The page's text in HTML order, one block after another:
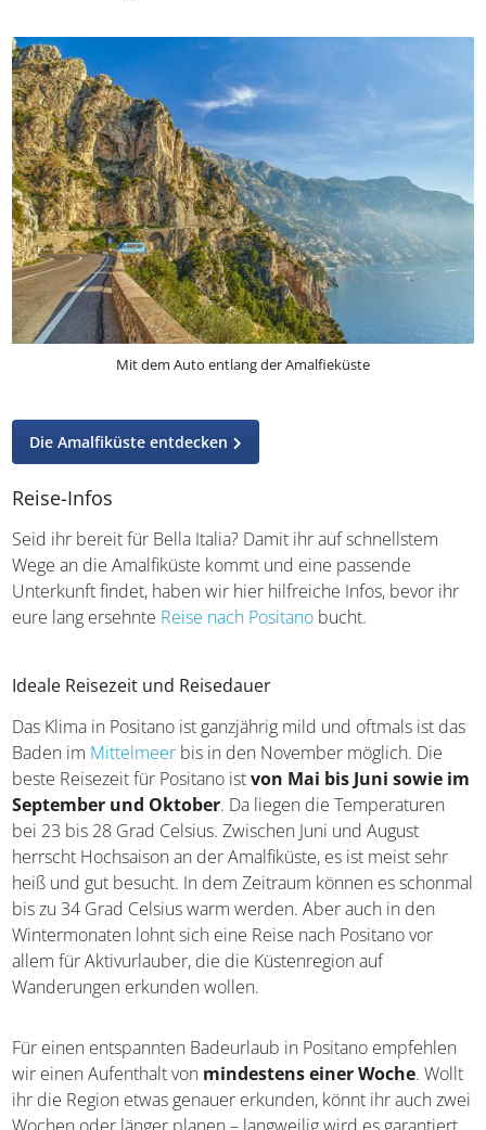
Mit dem Auto entlang der Amalfieküste
Die Amalfiküste entdecken
Reise-Infos
Seid ihr bereit für Bella Italia? Damit ihr auf schnellstem
Wege an die Amalfiküste kommt und eine passende
Unterkunft findet, haben wir hier hilfreiche Infos, bevor ihr
eure lang ersehnte Reise nach Positano bucht.
Ideale Reisezeit und Reisedauer
Das Klima in Positano ist ganzjährig mild und oftmals ist das
Baden im Mittelmeer bis in den November möglich. Die
beste Reisezeit für Positano istvon Mai bis Juni sowie im
September und Oktober. Da liegen die Temperaturen
bei 23 bis 28 Grad Celsius. Zwischen Juni und August
herrscht Hochsaison an der Amalfiküste, es ist meist sehr
heiß und gut besucht. In dem Zeitraum können es schonmal
bis zu 34 Grad Celsius warm werden. Aber auch in den
Wintermonaten lohnt sich eine Reise nach Positano vor
allem für Aktivurlauber, die die Küstenregion auf
Wanderungen erkunden wollen.
Für einen entspannten Badeurlaub in Positano empfehlen
wir einen Aufenthalt von mindestens einer Woche. Wollt
ihr die Region etwas genauer erkunden, könnt ihr auch zwei